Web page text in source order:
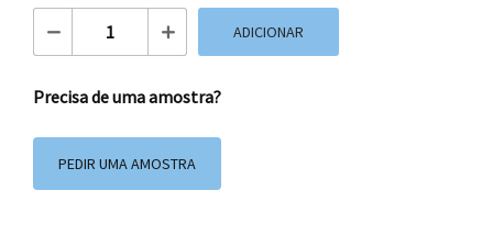
Quantidade de Saco Plástico BK50 Kids
ADICIONAR
Precisa de uma amostra?
PEDIR UMA AMOSTRA